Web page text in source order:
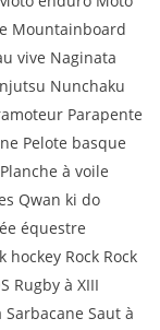
Mountainboard
vive Naginata
Nunchaku
Parapente
Pelote basque
à voile
Qwan ki do
équestre
Rock Rock
Rugby à XIII
Sarbacane Saut à